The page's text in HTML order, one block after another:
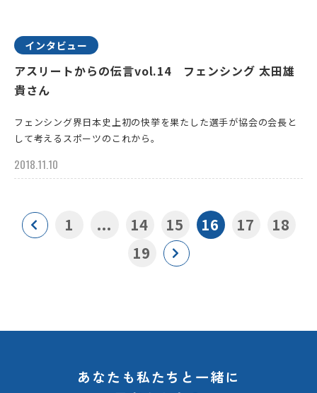
インタビュー
アスリートからの伝言vol.14 フェンシング 太田雄
貴さん
フェンシング界日本史上初の快挙を果たした選手が協会の会長と
して考えるスポーツのこれから。
2018.11.10
1 ... 14 15 16 17
18
19
あなたも私たちと一緒に